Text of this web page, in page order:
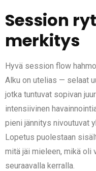
Session
merkitys
Hyvä session flow
Alku on utelias — selaat
jotka tuntuvat sopivan
intensiivinen
pieni jännitys nivoutuvat
Lopetus puolestaan
mitä jäi mieleen, mikä oli
seuraavalla kerralla.